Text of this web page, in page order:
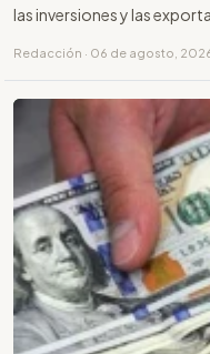
las inversiones y las
Redacción · 06 de agosto,